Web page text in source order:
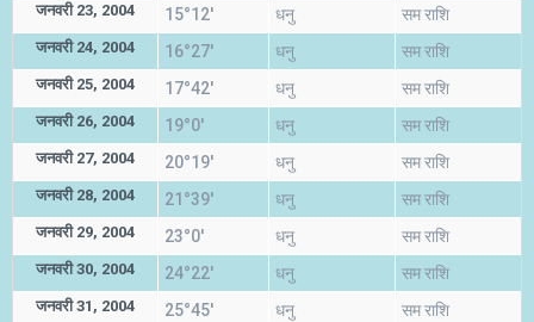
जनवरी 23, 2004 15°12' धनु सम राशि
जनवरी 24, 2004 16°27' धनु सम राशि
जनवरी 25, 2004 17°42' धनु सम राशि
जनवरी 26, 2004 19°0' धनु सम राशि
जनवरी 27, 2004 20°19' धनु सम राशि
जनवरी 28, 2004 21°39' धनु सम राशि
जनवरी 29, 2004 23°0' धनु सम राशि
जनवरी 30, 2004 24°22' धनु सम राशि
जनवरी 31, 2004 25°45' धनु सम राशि